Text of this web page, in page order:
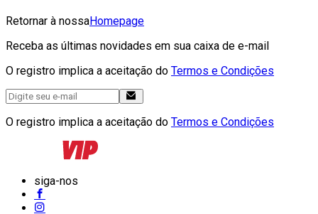
Retornar à nossaHomepage
Receba as últimas novidades em sua caixa de e-mail
O registro implica a aceitação do Termos e Condições
O registro implica a aceitação do Termos e Condições
siga-nos